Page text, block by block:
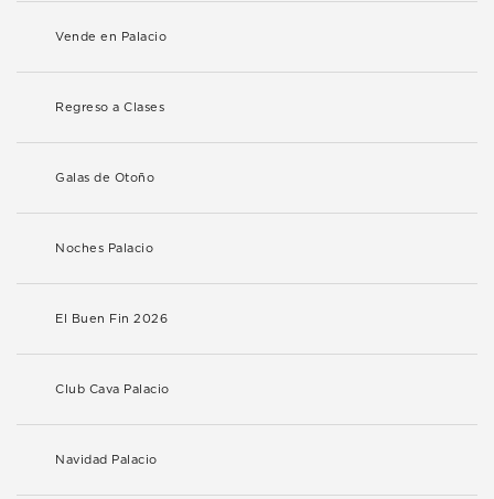
Vende en Palacio
Regreso a Clases
Galas de Otoño
Noches Palacio
El Buen Fin 2026
Club Cava Palacio
Navidad Palacio